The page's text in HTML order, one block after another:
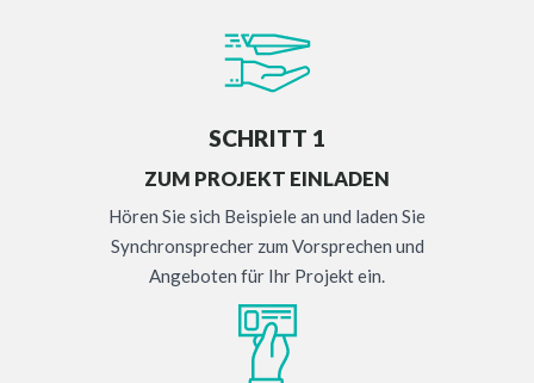
SCHRITT 1
ZUM PROJEKT EINLADEN
Hören Sie sich Beispiele an und laden Sie
Synchronsprecher zum Vorsprechen und
Angeboten für Ihr Projekt ein.